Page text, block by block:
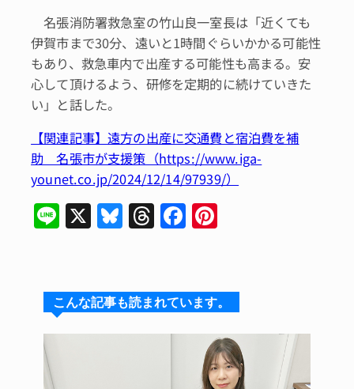
名張消防署救急室の竹山良一室長は「近くても
伊賀市まで30分、遠いと1時間ぐらいかかる可能性
もあり、救急車内で出産する可能性も高まる。安
心して頂けるよう、研修を定期的に続けていきた
い」と話した。
【関連記事】遠方の出産に交通費と宿泊費を補
助 名張市が支援策（https://www.iga-
younet.co.jp/2024/12/14/97939/）
Li X Bl
s
k
y
T
a
d
s
F
e
b
o
o
re
st
こんな記事も読まれています。